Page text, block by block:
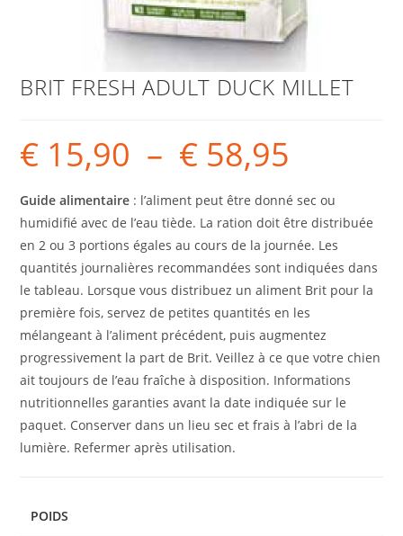
BRIT FRESH ADULT DUCK MILLET
€ 15,90 – € 58,95
Guide alimentaire : l’aliment peut être donné sec ou
humidifié avec de l’eau tiède. La ration doit être distribuée
en 2 ou 3 portions égales au cours de la journée. Les
quantités journalières recommandées sont indiquées dans
le tableau. Lorsque vous distribuez un aliment Brit pour la
première fois, servez de petites quantités en les
mélangeant à l’aliment précédent, puis augmentez
progressivement la part de Brit. Veillez à ce que votre chien
ait toujours de l’eau fraîche à disposition. Informations
nutritionnelles garanties avant la date indiquée sur le
paquet. Conserver dans un lieu sec et frais à l’abri de la
lumière. Refermer après utilisation.
POIDS